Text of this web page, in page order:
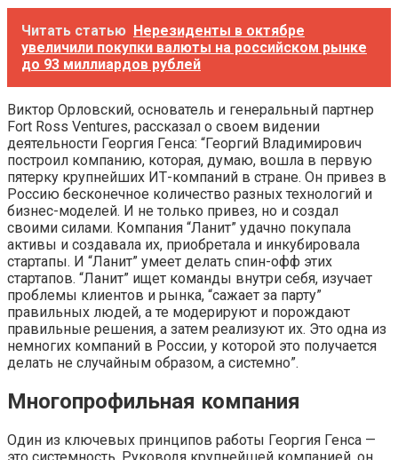
Читать статью Нерезиденты в октябре
увеличили покупки валюты на российском рынке
до 93 миллиардов рублей
Виктор Орловский, основатель и генеральный партнер
Fort Ross Ventures, рассказал о своем видении
деятельности Георгия Генса: “Георгий Владимирович
построил компанию, которая, думаю, вошла в первую
пятерку крупнейших ИТ-компаний в стране. Он привез в
Россию бесконечное количество разных технологий и
бизнес-моделей. И не только привез, но и создал
своими силами. Компания “Ланит” удачно покупала
активы и создавала их, приобретала и инкубировала
стартапы. И “Ланит” умеет делать спин-офф этих
стартапов. “Ланит” ищет команды внутри себя, изучает
проблемы клиентов и рынка, “сажает за парту”
правильных людей, а те модерируют и порождают
правильные решения, а затем реализуют их. Это одна из
немногих компаний в России, у которой это получается
делать не случайным образом, а системно”.
Многопрофильная компания
Один из ключевых принципов работы Георгия Генса —
это системность. Руководя крупнейшей компанией, он